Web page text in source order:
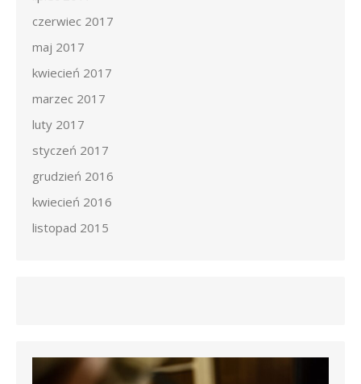
czerwiec 2017
maj 2017
kwiecień 2017
marzec 2017
luty 2017
styczeń 2017
grudzień 2016
kwiecień 2016
listopad 2015